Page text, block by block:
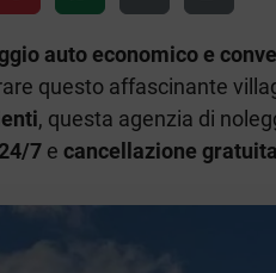
auto economico e
questo affascinante
, questa agenzia di
7 e cancellazione gratuita